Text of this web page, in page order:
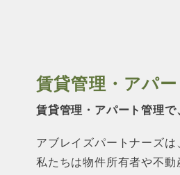
賃貸管理・アパ
賃貸管理・アパート管理で
アブレイズパートナーズ
私たちは物件所有者や不